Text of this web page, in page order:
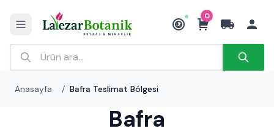
₺
0
Anasayfa / Bafra Teslimat Bölgesi
Bafra